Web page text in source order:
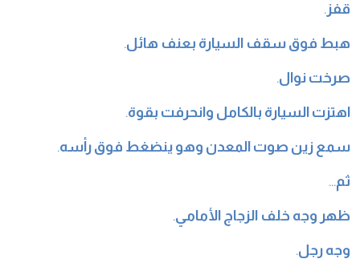
قفز .
هبط فوق سقف السيارة بعنف هائل.
صرخت نوال.
اهتزت السيارة بالكامل وانحرفت بقوة.
سمع زين صوت المعدن وهو ينضغط فوق رأسه.
ثم…
ظهر وجه خلف الزجاج الأمامي.
وجه رجل.